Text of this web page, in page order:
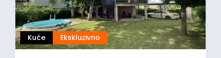
Kuće Ekskluzivno